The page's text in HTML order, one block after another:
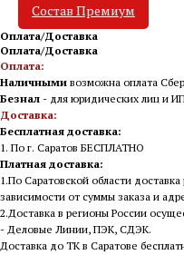
Состав Премиум
Оплата/Доставка
Оплата/Доставка
Оплата:
Наличными возможна оплата
Безнал - для юридических лиц и
Доставка:
Бесплатная доставка:
1. По г. Саратов БЕСПЛАТНО
Платная доставка:
1.По Саратовской области
зависимости от суммы заказа и
2.Доставка в регионы России
- Деловые Линии, ПЭК, СДЭК.
Доставка до ТК в Саратове